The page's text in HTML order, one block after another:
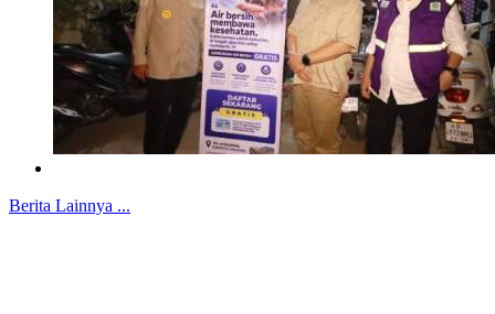
Berita Lainnya ...